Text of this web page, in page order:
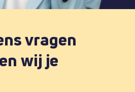
vragen
wij je